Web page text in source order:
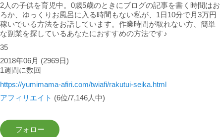
2人の子供を育児中。0歳5歳のときにブログの記事を書く時間はお
ろか、ゆっくりお風呂に入る時間もない私が、1日10分で月3万円
稼いでいる方法をお話しています。作業時間が取れない方、簡単
な副業を探しているあなたにおすすめの方法です♪
35
2018年06月 (2969日)
1週間に数回
https://yumimama-afiri.com/twiafi/rakutui-seika.html
アフィリエイト (6位/7,146人中)